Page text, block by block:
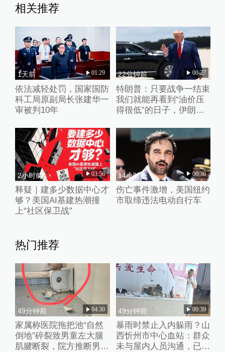
相关推荐
1天前 01:29
依法减轻处罚，国家国防
科工局原副局长张建华一
审被判10年
22分钟前 00:27
特朗普：只要战争一结束
我们就能再看到“油价压
得很低”的日子，伊朗撑
2小时前 03:56
释疑｜建多少数据中心才
够？美国AI基建热潮撞
上“社区保卫战”
14小时前 00:36
伤亡事件激增，美国纽约
市取缔违法电动自行车
热门推荐
49分钟前 04:30
家属称医院拖把池“自然
倒地”碎裂致男童左大腿
肌腱断裂，院方推断男童
49分钟前 00:39
暴雨时禁止入内躲雨？山
西忻州市中心血站：群众
未与屋内人员沟通，已批